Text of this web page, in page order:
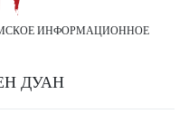
ИНФОРМАЦИОННОЕ
ДУАН